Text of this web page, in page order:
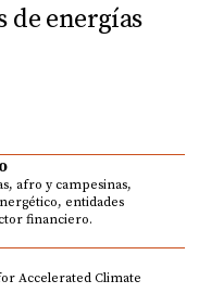
de energías
afro y campesinas,
entidades
financiero.
Accelerated Climate